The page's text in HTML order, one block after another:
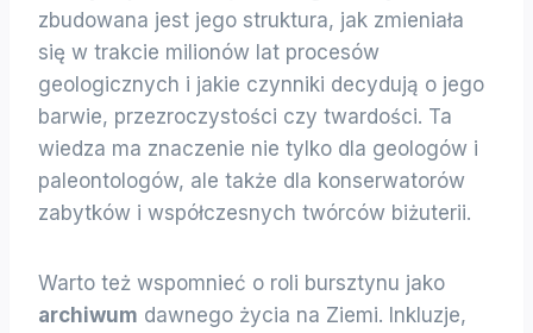
zbudowana jest jego struktura, jak zmieniała
się w trakcie milionów lat procesów
geologicznych i jakie czynniki decydują o jego
barwie, przezroczystości czy twardości. Ta
wiedza ma znaczenie nie tylko dla geologów i
paleontologów, ale także dla konserwatorów
zabytków i współczesnych twórców biżuterii.
Warto też wspomnieć o roli bursztynu jako
archiwum dawnego życia na Ziemi. Inkluzje,